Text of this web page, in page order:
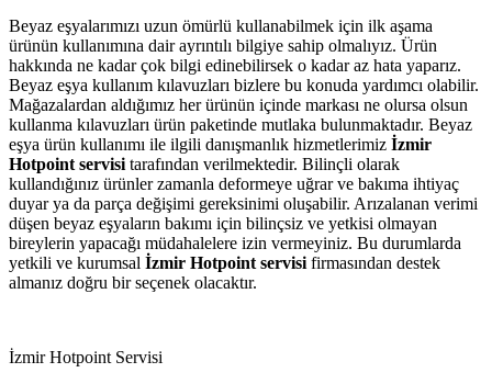
Beyaz eşyalarımızı uzun ömürlü kullanabilmek için ilk aşama
ürünün kullanımına dair ayrıntılı bilgiye sahip olmalıyız. Ürün
hakkında ne kadar çok bilgi edinebilirsek o kadar az hata yaparız.
Beyaz eşya kullanım kılavuzları bizlere bu konuda yardımcı olabilir.
Mağazalardan aldığımız her ürünün içinde markası ne olursa olsun
kullanma kılavuzları ürün paketinde mutlaka bulunmaktadır. Beyaz
eşya ürün kullanımı ile ilgili danışmanlık hizmetlerimiz İzmir
Hotpoint servisi tarafından verilmektedir. Bilinçli olarak
kullandığınız ürünler zamanla deformeye uğrar ve bakıma ihtiyaç
duyar ya da parça değişimi gereksinimi oluşabilir. Arızalanan verimi
düşen beyaz eşyaların bakımı için bilinçsiz ve yetkisi olmayan
bireylerin yapacağı müdahalelere izin vermeyiniz. Bu durumlarda
yetkili ve kurumsal İzmir Hotpoint servisi firmasından destek
almanız doğru bir seçenek olacaktır.
İzmir Hotpoint Servisi